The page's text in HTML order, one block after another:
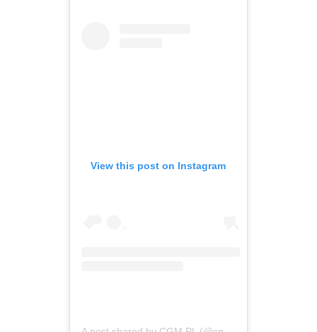
View this post on Instagram